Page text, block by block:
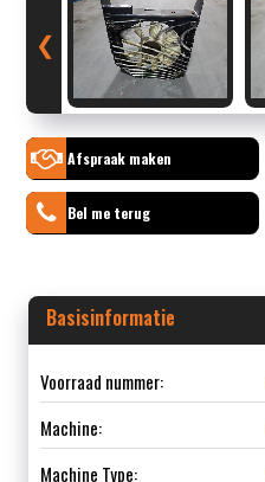
❮
Afspraak maken
Bel me terug
Basisinformatie
Voorraad nummer:
Machine:
Machine Type: